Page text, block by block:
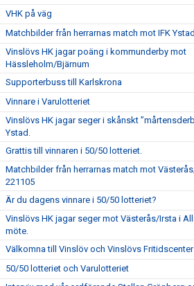
VHK på väg
Matchbilder från herrarnas match mot IFK
Vinslövs HK jagar poäng i kommunderby mot
Hässleholm/Bjärnum
Supporterbuss till Karlskrona
Vinnare i Varulotteriet
Vinslövs HK jagar seger i skånskt
Ystad.
Grattis till vinnaren i 50/50 lotteriet.
Matchbilder från herrarnas match mot
221105
Är du dagens vinnare i 50/50 lotteriet?
Vinslövs HK jagar seger mot Västerås/Irsta i
möte.
Välkomna till Vinslöv och Vinslövs Fritidscenter
50/50 lotteriet och Varulotteriet